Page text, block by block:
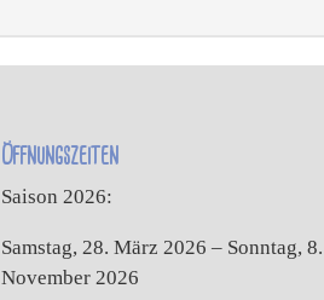
Öffnungszeiten
Saison 2026:
Samstag, 28. März 2026 – Sonntag, 8.
November 2026